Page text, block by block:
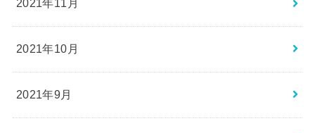
2021年11月
2021年10月
2021年9月